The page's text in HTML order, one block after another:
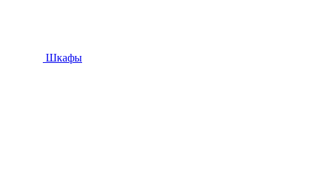
Шкафы